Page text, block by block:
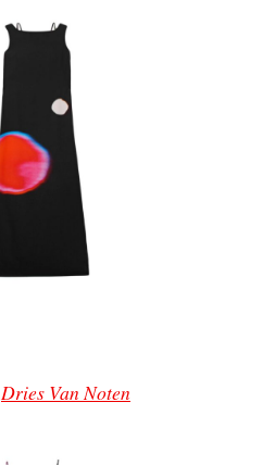
Dries Van Noten